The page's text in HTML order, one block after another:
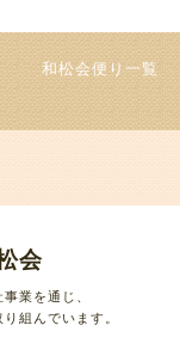
和松会便り一覧
会
業を通じ、
組んでいます。